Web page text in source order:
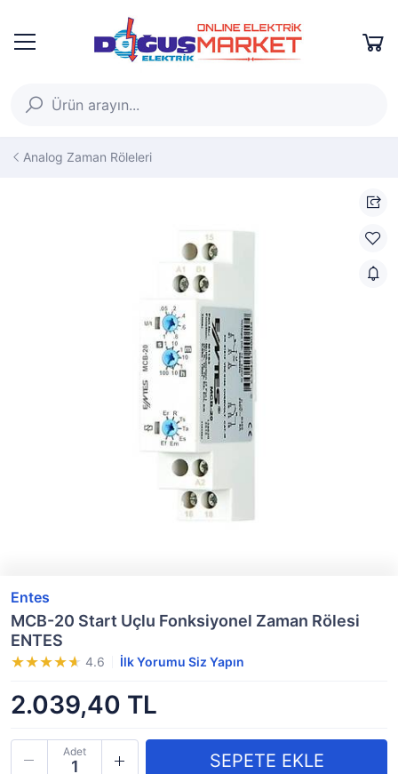
Analog Zaman Röleleri
Entes
MCB-20 Start Uçlu Fonksiyonel Zaman Rölesi
ENTES
4.6 İlk Yorumu Siz Yapın
2.039,40 TL
Adet